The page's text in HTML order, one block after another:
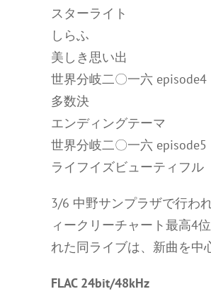
スターライト
しらふ
美しき思い出
世界分岐二〇一六 episode4
多数決
エンディングテーマ
世界分岐二〇一六 episode5
ライフイズビューティフル
3/6 中野サンプラザで行わ
ィークリーチャート最高4
れた同ライブは、新曲を中
FLAC 24bit/48kHz